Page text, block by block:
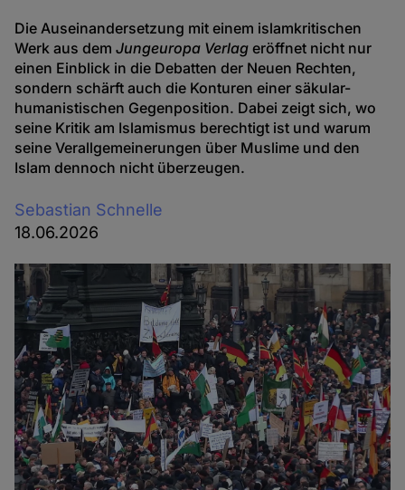
Die Auseinandersetzung mit einem islamkritischen
Werk aus demJungeuropa Verlag eröffnet nicht nur
einen Einblick in die Debatten der Neuen Rechten,
sondern schärft auch die Konturen einer säkular-
humanistischen Gegenposition. Dabei zeigt sich, wo
seine Kritik am Islamismus berechtigt ist und warum
seine Verallgemeinerungen über Muslime und den
Islam dennoch nicht überzeugen.
Sebastian Schnelle
18.06.2026